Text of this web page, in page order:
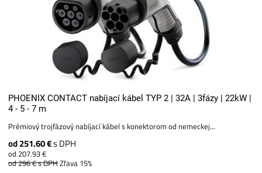
PHOENIX CONTACT nabíjací kábel TYP 2 | 32A | 3fázy | 22kW |
4 - 5 - 7 m
Prémiový trojfázový nabíjací kábel s konektorom od nemeckej...
od 251.60 €s DPH
od 207.93 €
od 296 €s DPHZľava 15%